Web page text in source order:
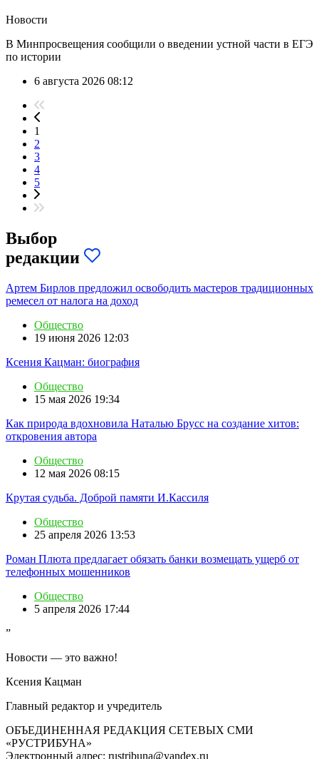
Новости
В Минпросвещения сообщили о введении устной части в ЕГЭ
по истории
6 августа 2026 08:12
1
2
3
4
5
Выбор
редакции
Артем Бирлов предложил освободить мастеров традиционных
ремесел от налога на доход
Общество
19 июня 2026 12:03
Ксения Кацман: биография
Общество
15 мая 2026 19:34
Как природа вдохновила Наталью Брусс на создание хитов:
откровения автора
Общество
12 мая 2026 08:15
Крутая судьба. Доброй памяти И.Кассиля
Общество
25 апреля 2026 13:53
Роман Плюта предлагает обязать банки возмещать ущерб от
телефонных мошенников
Общество
5 апреля 2026 17:44
”
Новости — это важно!
Ксения Кацман
Главный редактор и учредитель
ОБЪЕДИНЕННАЯ РЕДАКЦИЯ СЕТЕВЫХ СМИ
«РУСТРИБУНА»
Электронный адрес: rustribuna@yandex.ru